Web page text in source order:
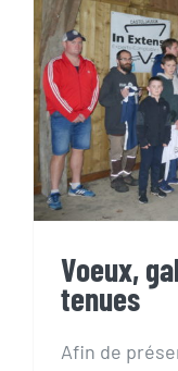
Voeux,
Voeux,
tenues
Afin de